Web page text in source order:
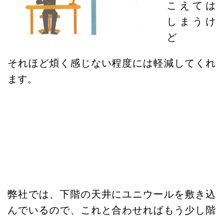
こえては
しまうけ
ど
それほど煩く感じない程度には軽減してくれ
ます。
弊社では、下階の天井にユニウールを敷き込
んでいるので、これと合わせればもう少し階